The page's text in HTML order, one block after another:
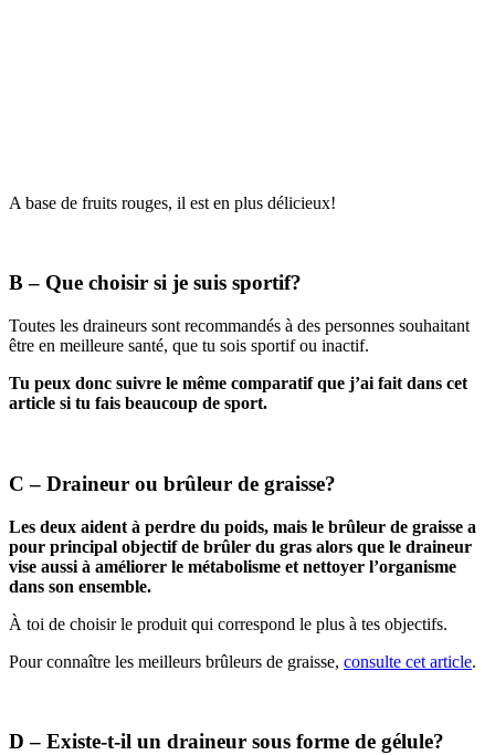
A base de fruits rouges, il est en plus délicieux!
B – Que choisir si je suis sportif?
Toutes les draineurs sont recommandés à des personnes souhaitant
être en meilleure santé, que tu sois sportif ou inactif.
Tu peux donc suivre le même comparatif que j’ai fait dans cet
article si tu fais beaucoup de sport.
C – Draineur ou brûleur de graisse?
Les deux aident à perdre du poids, mais le brûleur de graisse a
pour principal objectif de brûler du gras alors que le draineur
vise aussi à améliorer le métabolisme et nettoyer l’organisme
dans son ensemble.
À toi de choisir le produit qui correspond le plus à tes objectifs.
Pour connaître les meilleurs brûleurs de graisse, consulte cet article.
D – Existe-t-il un draineur sous forme de gélule?